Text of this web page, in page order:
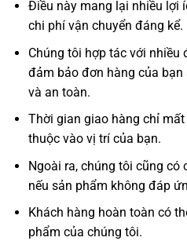
Điều này mang lại nhiều lợi
chi phí vận chuyển đáng kể.
Chúng tôi hợp tác với nhiều
đảm bảo đơn hàng của
và an toàn.
Thời gian giao hàng chỉ
thuộc vào vị trí của bạn.
Ngoài ra, chúng tôi cũng
nếu sản phẩm không đáp
Khách hàng hoàn toàn có
phẩm của chúng tôi.